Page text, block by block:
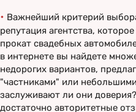
• Важнейший критерий
репутация агентства,
прокат свадебных
в интернете вы найдете
недорогих вариантов,
"частниками" или
заслуживают ли они
достаточно авторитетные